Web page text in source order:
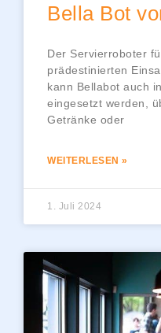
Bella Bot
Der Servierroboter
prädestinierten
kann Bellabot auch
eingesetzt werden,
Getränke oder
WEITERLESEN »
1. Juli 2024